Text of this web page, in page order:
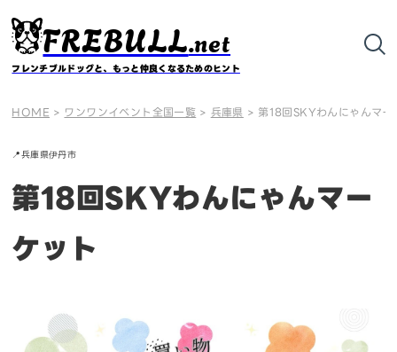
FREBULL.net
フレンチブルドッグと、もっと仲良くなるためのヒント
HOME > ワンワンイベント全国一覧 > 兵庫県 > 第18回SKYわんにゃんマー
📍兵庫県伊丹市
第18回SKYわんにゃんマー
ケット